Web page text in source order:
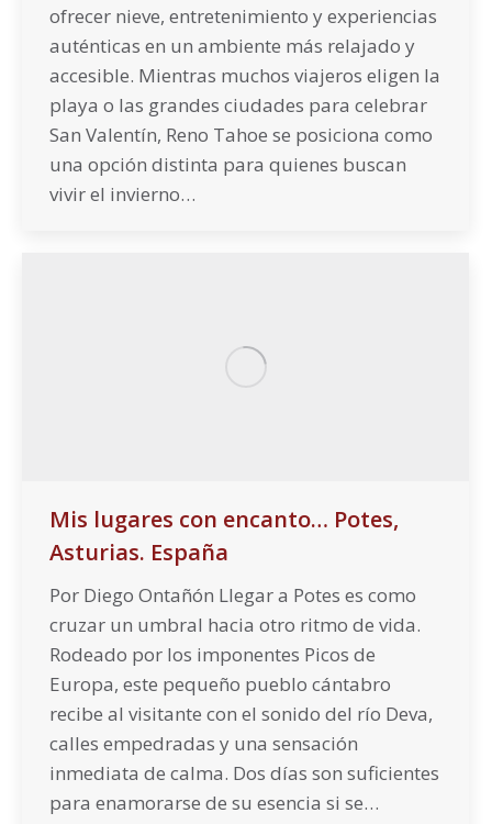
ofrecer nieve, entretenimiento y experiencias
auténticas en un ambiente más relajado y
accesible. Mientras muchos viajeros eligen la
playa o las grandes ciudades para celebrar
San Valentín, Reno Tahoe se posiciona como
una opción distinta para quienes buscan
vivir el invierno…
Mis lugares con encanto… Potes,
Asturias. España
Por Diego Ontañón Llegar a Potes es como
cruzar un umbral hacia otro ritmo de vida.
Rodeado por los imponentes Picos de
Europa, este pequeño pueblo cántabro
recibe al visitante con el sonido del río Deva,
calles empedradas y una sensación
inmediata de calma. Dos días son suficientes
para enamorarse de su esencia si se…